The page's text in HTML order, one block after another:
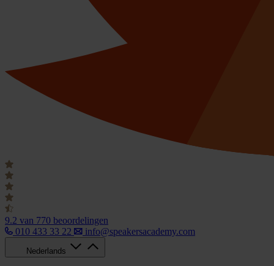
9.2 van 770 beoordelingen
010 433 33 22
info@speakersacademy.com
Nederlands